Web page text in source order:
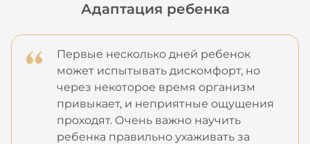
Адаптация ребенка
Первые несколько дней ребенок
может испытывать дискомфорт, но
через некоторое время организм
привыкает, и неприятные ощущения
проходят. Очень важно научить
ребенка правильно ухаживать за